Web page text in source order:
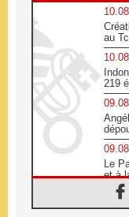
au
219
Le
et à